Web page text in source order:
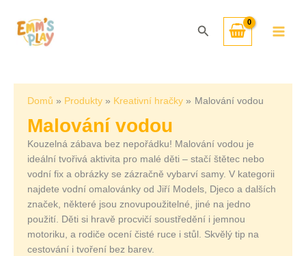
obsah
Hledat
Domů Produkty Kreativní hračky Malování vodou
Malování vodou
Kouzelná zábava bez nepořádku! Malování vodou je
ideální tvořivá aktivita pro malé děti – stačí štětec nebo
vodní fix a obrázky se zázračně vybarví samy. V kategorii
najdete vodní omalovánky od Jiří Models, Djeco a dalších
značek, některé jsou znovupoužitelné, jiné na jedno
použití. Děti si hravě procvičí soustředění i jemnou
motoriku, a rodiče ocení čisté ruce i stůl. Skvělý tip na
cestování i tvoření bez barev.
nejnovějších